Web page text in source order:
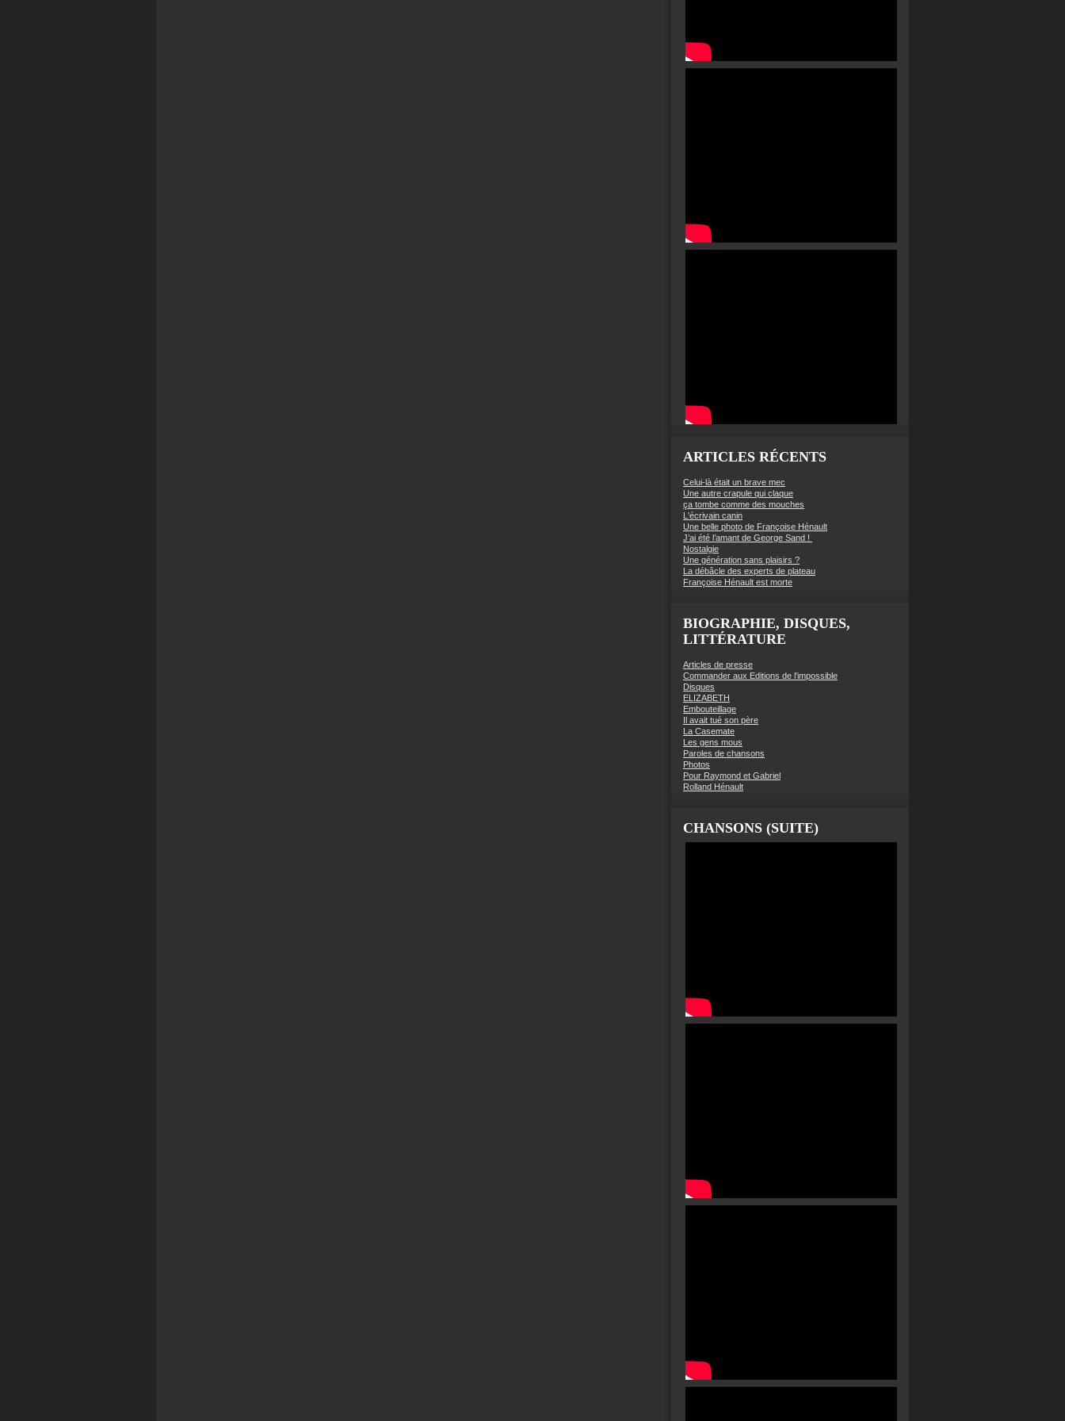
ARTICLES RÉCENTS
Celui-là était un brave mec
Une autre crapule qui claque
ça tombe comme des mouches
L'écrivain canin
Une belle photo de Françoise Hénault
J’ai été l’amant de George Sand !
Nostalgie
Une génération sans plaisirs ?
La débâcle des experts de plateau
Françoise Hénault est morte
BIOGRAPHIE, DISQUES,
LITTÉRATURE
Articles de presse
Commander aux Editions de l'impossible
Disques
ELIZABETH
Embouteillage
Il avait tué son père
La Casemate
Les gens mous
Paroles de chansons
Photos
Pour Raymond et Gabriel
Rolland Hénault
CHANSONS (SUITE)